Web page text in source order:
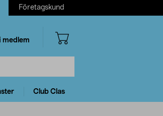
Företagskund
medlem
Club Clas